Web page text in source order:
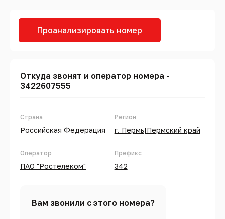
Проанализировать номер
Откуда звонят и оператор номера -
3422607555
Страна
Российская Федерация
Оператор
ПАО "Ростелеком"
Регион
г. Пермь|Пермский край
Префикс
342
Вам звонили с этого номера?